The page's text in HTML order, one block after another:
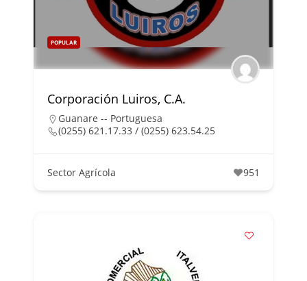
POPULAR
Corporación Luiros, C.A.
Guanare -- Portuguesa
(0255) 621.17.33 / (0255) 623.54.25
Sector Agrícola 951